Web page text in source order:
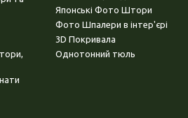
Японські Фото Штори
Фото Шпалери в інтер'єрі
3D Покривала
Однотонний тюль